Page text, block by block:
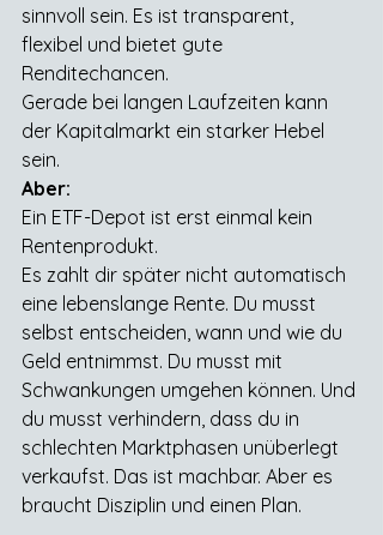
sinnvoll sein. Es ist transparent,
flexibel und bietet gute
Renditechancen.
Gerade bei langen Laufzeiten kann
der Kapitalmarkt ein starker Hebel
sein.
Aber:
Ein ETF-Depot ist erst einmal kein
Rentenprodukt.
Es zahlt dir später nicht automatisch
eine lebenslange Rente. Du musst
selbst entscheiden, wann und wie du
Geld entnimmst. Du musst mit
Schwankungen umgehen können. Und
du musst verhindern, dass du in
schlechten Marktphasen unüberlegt
verkaufst. Das ist machbar. Aber es
braucht Disziplin und einen Plan.